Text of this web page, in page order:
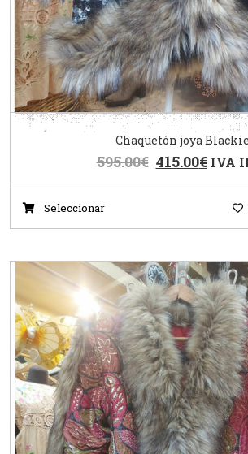
Chaquetón joya Blackie
595.00€ 415.00€ IVA
Seleccionar